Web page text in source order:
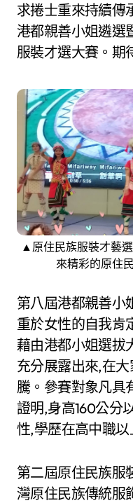
求捲士重來持續傳
港都親善小姐遴選
服裝才選大賽。期
▲原住民族服裝才藝
來精彩的原住
第八屆港都親善小
重於女性的自我肯
藉由港都小姐選拔
充分展露出來,在
騰。參賽對象凡具
證明,身高160公分
性,學歷在高中職以
第二屆原住民族服
灣原住民族傳統服